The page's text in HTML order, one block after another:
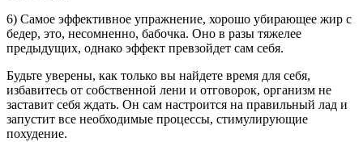
6) Самое эффективное упражнение, хорошо убирающее жир с
бедер, это, несомненно, бабочка. Оно в разы тяжелее
предыдущих, однако эффект превзойдет сам себя.
Будьте уверены, как только вы найдете время для себя,
избавитесь от собственной лени и отговорок, организм не
заставит себя ждать. Он сам настроится на правильный лад и
запустит все необходимые процессы, стимулирующие
похудение.